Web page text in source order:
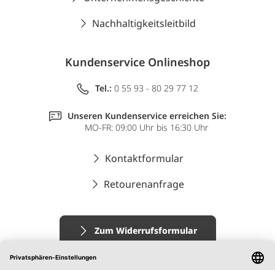
Nachhaltigkeitsleitbild
Kundenservice Onlineshop
Tel.: 0 55 93 - 80 29 77 12
Unseren Kundenservice erreichen Sie:
MO-FR: 09:00 Uhr bis 16:30 Uhr
Kontaktformular
Retourenanfrage
Zum Widerrufsformular